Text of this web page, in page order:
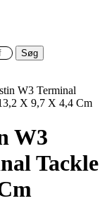
Søg
W3 Terminal
X 9,7 X 4,4 Cm
W3
Tackle